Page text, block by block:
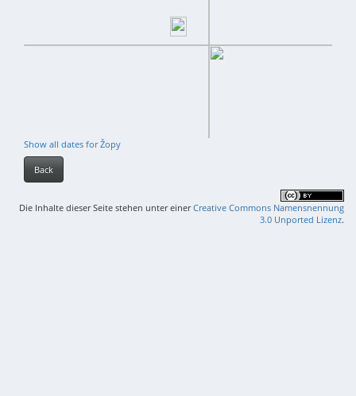
Show all dates for Žopy
Back
Die Inhalte dieser Seite stehen unter einerCreative Commons Namensnennung
3.0 Unported Lizenz.